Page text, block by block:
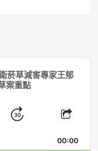
菸草減害專家王郁
案重點
Jump
Forward
Share
00:00